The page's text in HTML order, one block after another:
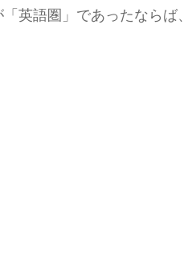
英語圏」であったなら